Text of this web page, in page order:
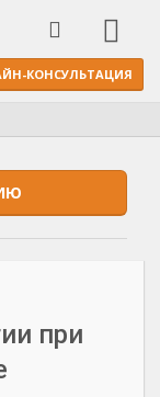
КОНСУЛЬТАЦИЯ
при